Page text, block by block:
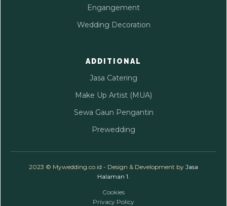
Engangement
Wedding Decoration
ADDITIONAL
Jasa Catering
Make Up Artist (MUA)
Sewa Gaun Pengantin
Prewedding
2023 © Mywedding.co.id - Design & Development by Jasa
Halaman 1.
Cookies
Privacy Policy